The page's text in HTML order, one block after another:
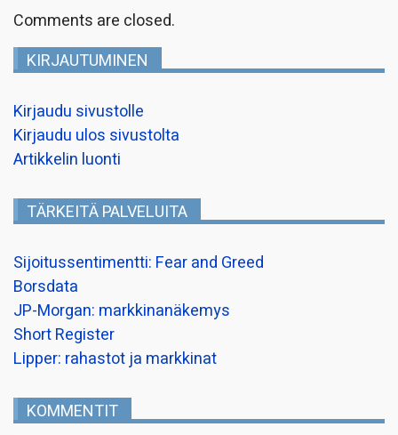
Comments are closed.
KIRJAUTUMINEN
Kirjaudu sivustolle
Kirjaudu ulos sivustolta
Artikkelin luonti
TÄRKEITÄ PALVELUITA
Sijoitussentimentti: Fear and Greed
Borsdata
JP-Morgan: markkinanäkemys
Short Register
Lipper: rahastot ja markkinat
KOMMENTIT